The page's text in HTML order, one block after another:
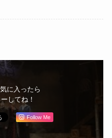
に入ったら
してね！
Follow Me